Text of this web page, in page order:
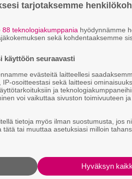
en malta odottaa,
kaiken kaikkiaan.
tarjotaksemme
88 teknologiakumppania hyödynnämme
sekä kohdentaaksemme
käyttöön seuraavasti
evästeitä laitteellesi
osoitteestasi sekä laitteesi
ja
voi vaikuttaa sivuston toimivuuteen ja
tietoja myös ilman suostumusta, jos
tai muuttaa asetuksiasi milloin
Hyväksyn